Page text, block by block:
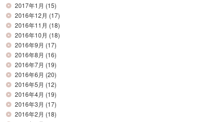
2017年1月 (15)
2016年12月 (17)
2016年11月 (18)
2016年10月 (18)
2016年9月 (17)
2016年8月 (16)
2016年7月 (19)
2016年6月 (20)
2016年5月 (12)
2016年4月 (19)
2016年3月 (17)
2016年2月 (18)